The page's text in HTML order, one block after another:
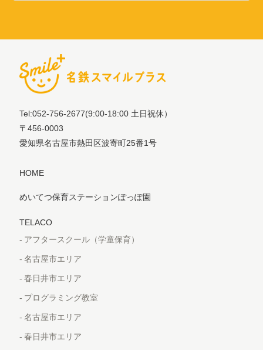
Tel:052-756-2677(9:00-18:00 土日祝休）
〒456-0003
愛知県名古屋市熱田区波寄町25番1号
HOME
めいてつ保育ステーションぽっぽ園
TELACO
アフタースクール（学童保育）
名古屋市エリア
春日井市エリア
プログラミング教室
名古屋市エリア
春日井市エリア